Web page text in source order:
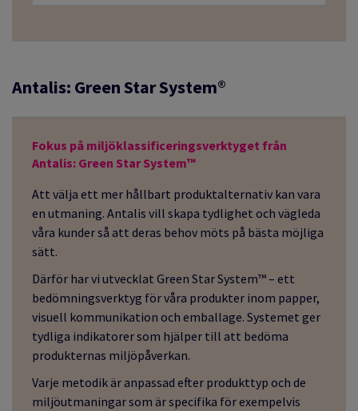
Antalis: Green Star System®
Fokus på miljöklassificeringsverktyget från
Antalis: Green Star System™
Att välja ett mer hållbart produktalternativ kan vara
en utmaning. Antalis vill skapa tydlighet och vägleda
våra kunder så att deras behov möts på bästa möjliga
sätt.
Därför har vi utvecklat Green Star System™ – ett
bedömningsverktyg för våra produkter inom papper,
visuell kommunikation och emballage. Systemet ger
tydliga indikatorer som hjälper till att bedöma
produkternas miljöpåverkan.
Varje metodik är anpassad efter produkttyp och de
miljöutmaningar som är specifika för exempelvis